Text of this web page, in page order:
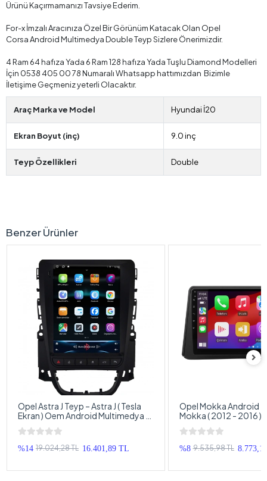
Ürünü Kaçırmamanızı Tavsiye Ederim.
For-x İmzalı Aracınıza Özel Bir Görünüm Katacak Olan Opel
Corsa Android Multimedya Double Teyp Sizlere Önerimizdir.
4 Ram 64 hafıza Yada 6 Ram 128 hafıza Yada Tuşlu Diamond Modelleri
İçin 0538 405 00 78 Numaralı Whatsapp hattımızdan Bizimle
İletişime Geçmeniz yeterli Olacaktır.
Araç Marka ve Model Hyundai İ20
Ekran Boyut (inç) 9.0 inç
Teyp Özellikleri Double
Benzer Ürünler
Opel Astra J Teyp – Astra J ( Tesla
Ekran ) Oem Android Multimedya –
Opel Astra J Android Double Teyp
%14 19.024,28 TL 16.401,89 TL
Opel Mokka Android
Mokka ( 2012 - 2016 )
Android Multimedya
Android Double Teyp
%8 9.535,98 TL